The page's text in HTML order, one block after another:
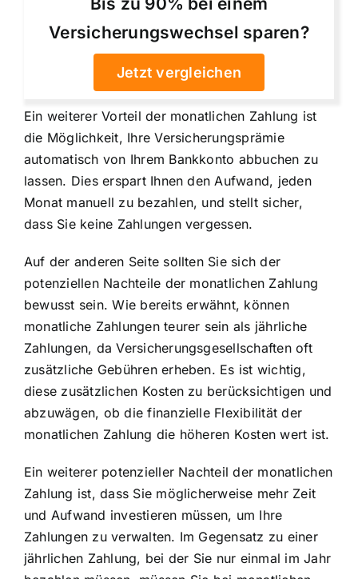
Versicherungswechsel sparen?
Jetzt vergleichen
Ein weiterer Vorteil der monatlichen Zahlung ist
die Möglichkeit, IhreVersicherungsprämie
automatisch von Ihrem Bankkonto abbuchen zu
lassen. Dies erspart Ihnen den Aufwand, jeden
Monat manuell zu bezahlen, und stellt sicher,
dass Sie keine Zahlungen vergessen.
Auf der anderen Seite sollten Sie sich der
potenziellen Nachteile der monatlichen Zahlung
bewusst sein. Wie bereits erwähnt, können
monatliche Zahlungen teurer sein als jährliche
Zahlungen, da Versicherungsgesellschaften oft
zusätzliche Gebühren erheben. Es ist wichtig,
diese zusätzlichen Kosten zu berücksichtigen und
abzuwägen, ob die finanzielle Flexibilität der
monatlichen Zahlung die höheren Kosten wert ist.
Ein weiterer potenzieller Nachteil der monatlichen
Zahlung ist, dass Sie möglicherweise mehr Zeit
und Aufwand investieren müssen, um Ihre
Zahlungen zu verwalten. Im Gegensatz zu einer
jährlichen Zahlung, bei der Sie nur einmal im Jahr